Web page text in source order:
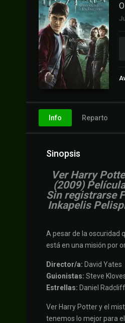
Info Reparto
Sinopsis
Ver Harry
(2009)
Sin registrarse
Inkapelis
A pesar de la oscuridad
está en una misión por
Director/a: David Yates
Guionistas: Steve
Estrellas: Daniel
Ver Harry Potter y el
tenemos lo mejor para